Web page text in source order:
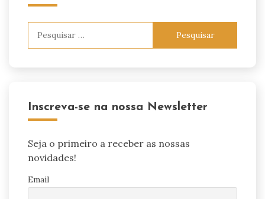
Inscreva-se na nossa Newsletter
Seja o primeiro a receber as nossas
novidades!
Email